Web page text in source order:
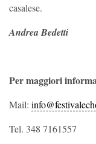
casalese.
Andrea Bedetti
Per maggiori
Mail:
Tel. 348 7161557